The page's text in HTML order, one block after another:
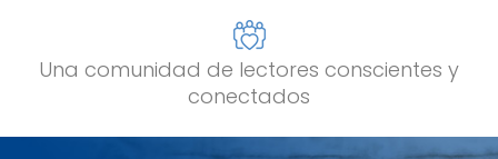
Una comunidad de lectores conscientes y
conectados